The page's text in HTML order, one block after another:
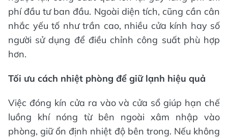
phí đầu tư ban đầu. Ngoài diện tích, cũng cần cân
nhắc yếu tố như trần cao, nhiều cửa kính hay số
người sử dụng để điều chỉnh công suất phù hợp
hơn.
Tối ưu cách nhiệt phòng để giữ lạnh hiệu quả
Việc đóng kín cửa ra vào và cửa sổ giúp hạn chế
luồng khí nóng từ bên ngoài xâm nhập vào
phòng, giữ ổn định nhiệt độ bên trong. Nếu không